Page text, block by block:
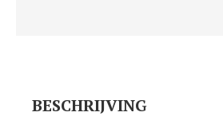
BESCHRIJVING